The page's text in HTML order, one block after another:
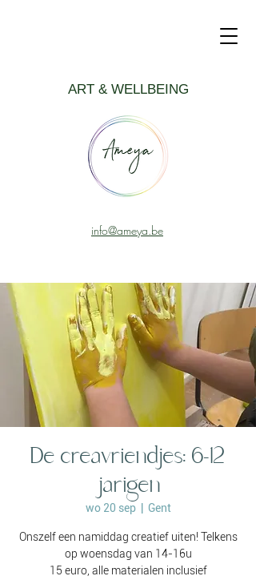
ART & WELLBEING
info@ameya.be
De creavriendjes: 6-12
jarigen
wo 20 sep
  |
Gent
Onszelf een namiddag creatief uiten! Telkens
op woensdag van 14-16u
15 euro, alle materialen inclusief